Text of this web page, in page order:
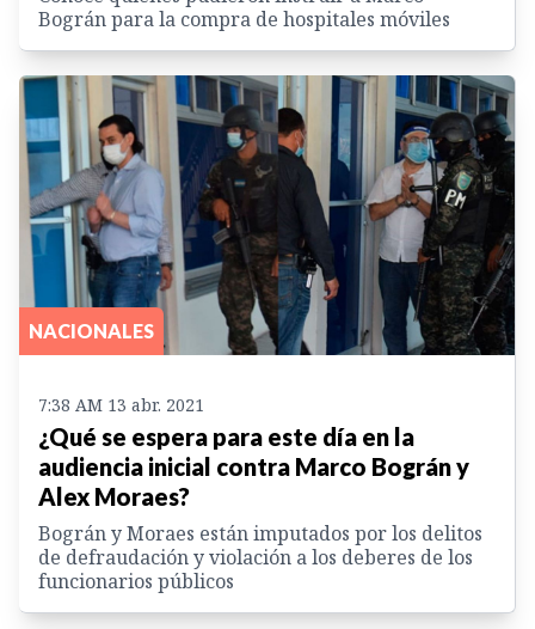
Bográn para la compra de hospitales móviles
NACIONALES
7:38 AM 13 abr. 2021
¿Qué se espera para este día en la
audiencia inicial contra Marco Bográn y
Alex Moraes?
Bográn y Moraes están imputados por los delitos
de defraudación y violación a los deberes de los
funcionarios públicos